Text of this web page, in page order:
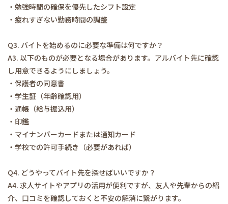
・勉強時間の確保を優先したシフト設定
・疲れすぎない勤務時間の調整
Q3. バイトを始めるのに必要な準備は何ですか？
A3. 以下のものが必要となる場合があります。アルバイト先に確認
し用意できるようにしましょう。
・保護者の同意書
・学生証（年齢確認用）
・通帳（給与振込用）
・印鑑
・マイナンバーカードまたは通知カード
・学校での許可手続き（必要があれば）
Q4. どうやってバイト先を探せばいいですか？
A4. 求人サイトやアプリの活用が便利ですが、友人や先輩からの紹
介、口コミを確認しておくと不安の解消に繋がります。